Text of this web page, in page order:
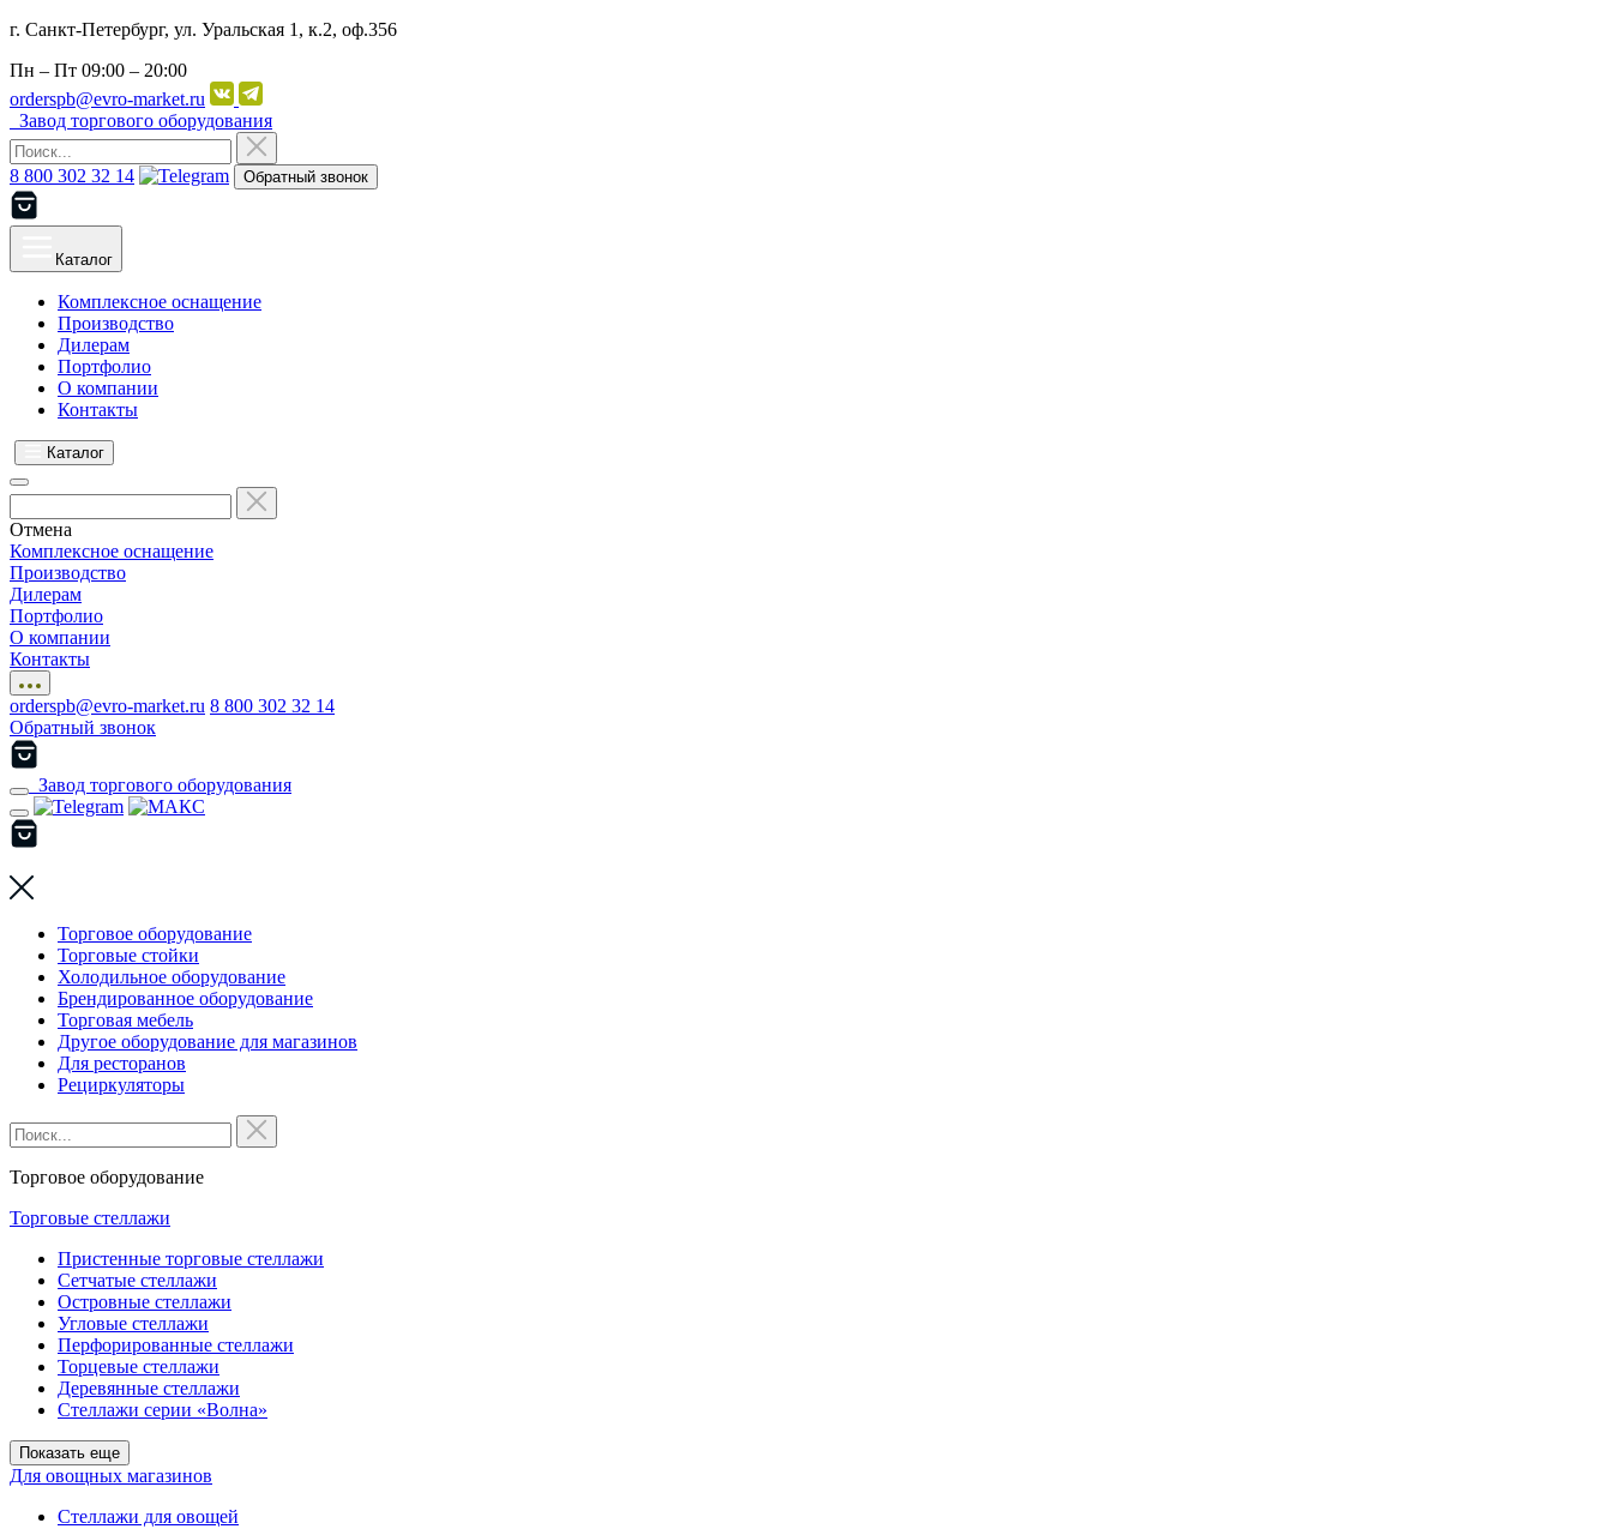
г. Санкт-Петербург, ул. Уральская 1, к.2, оф.356
Пн – Пт 09:00 – 20:00
orderspb@evro-market.ru
Завод торгового оборудования
8 800 302 32 14 Обратный звонок
Каталог
Комплексное оснащение
Производство
Дилерам
Портфолио
О компании
Контакты
Каталог
Отмена
Комплексное оснащение
Производство
Дилерам
Портфолио
О компании
Контакты
orderspb@evro-market.ru 8 800 302 32 14
Обратный звонок
Завод торгового оборудования
Торговое оборудование
Торговые стойки
Холодильное оборудование
Брендированное оборудование
Торговая мебель
Другое оборудование для магазинов
Для ресторанов
Рециркуляторы
Торговое оборудование
Торговые стеллажи
Пристенные торговые стеллажи
Сетчатые стеллажи
Островные стеллажи
Угловые стеллажи
Перфорированные стеллажи
Торцевые стеллажи
Деревянные стеллажи
Стеллажи серии «Волна»
Показать еще
Для овощных магазинов
Стеллажи для овощей